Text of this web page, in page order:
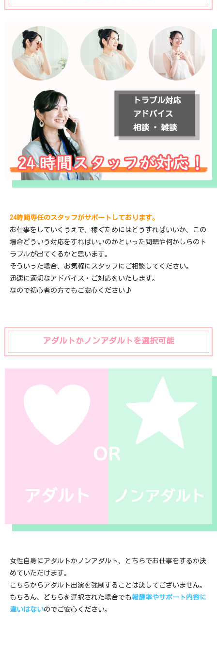
24時間専任のスタッフがサポートしております。
お仕事をしていくうえで、稼ぐためにはどうすればいいか、この
場合どういう対応をすればいいのかといった問題や何かしらのト
ラブルが出てくるかと思います。
そういった場合、お気軽にスタッフにご相談してください。
迅速に適切なアドバイス・ご対応をいたします。
なので初心者の方でもご安心ください♪
アダルトかノンアダルトを選択可能
女性自身にアダルトかノンアダルト、どちらでお仕事をするか決
めていただけます。
こちらからアダルト出演を強制することは決してございません。
もちろん、どちらを選択された場合でも報酬率やサポート内容に
違いはないのでご安心ください。